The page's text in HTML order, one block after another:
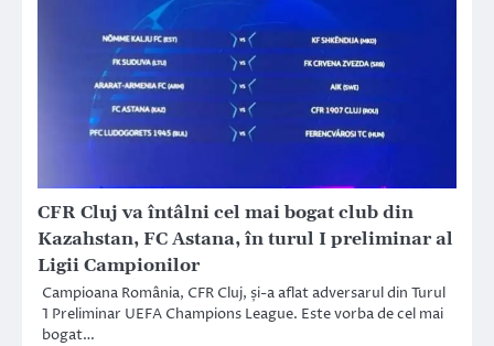
CFR Cluj va întâlni cel mai bogat club din
Kazahstan, FC Astana, în turul I preliminar al
Ligii Campionilor
Campioana România, CFR Cluj, și-a aflat adversarul din Turul
1 Preliminar UEFA Champions League. Este vorba de cel mai
bogat…